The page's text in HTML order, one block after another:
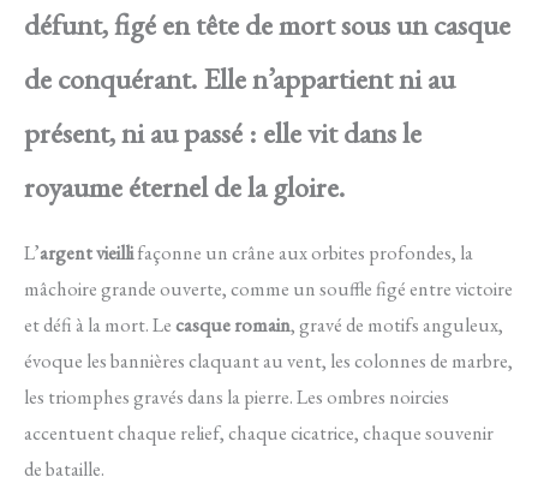
défunt, figé en tête de mort sous un casque
de conquérant. Elle n’appartient ni au
présent, ni au passé : elle vit dans le
royaume éternel de la gloire.
L’argent vieillifaçonne un crâne aux orbites profondes, la
mâchoire grande ouverte, comme un souffle figé entre victoire
et défi à la mort. Lecasque romain, gravé de motifs anguleux,
évoque les bannières claquant au vent, les colonnes de marbre,
les triomphes gravés dans la pierre. Les ombres noircies
accentuent chaque relief, chaque cicatrice, chaque souvenir
de bataille.